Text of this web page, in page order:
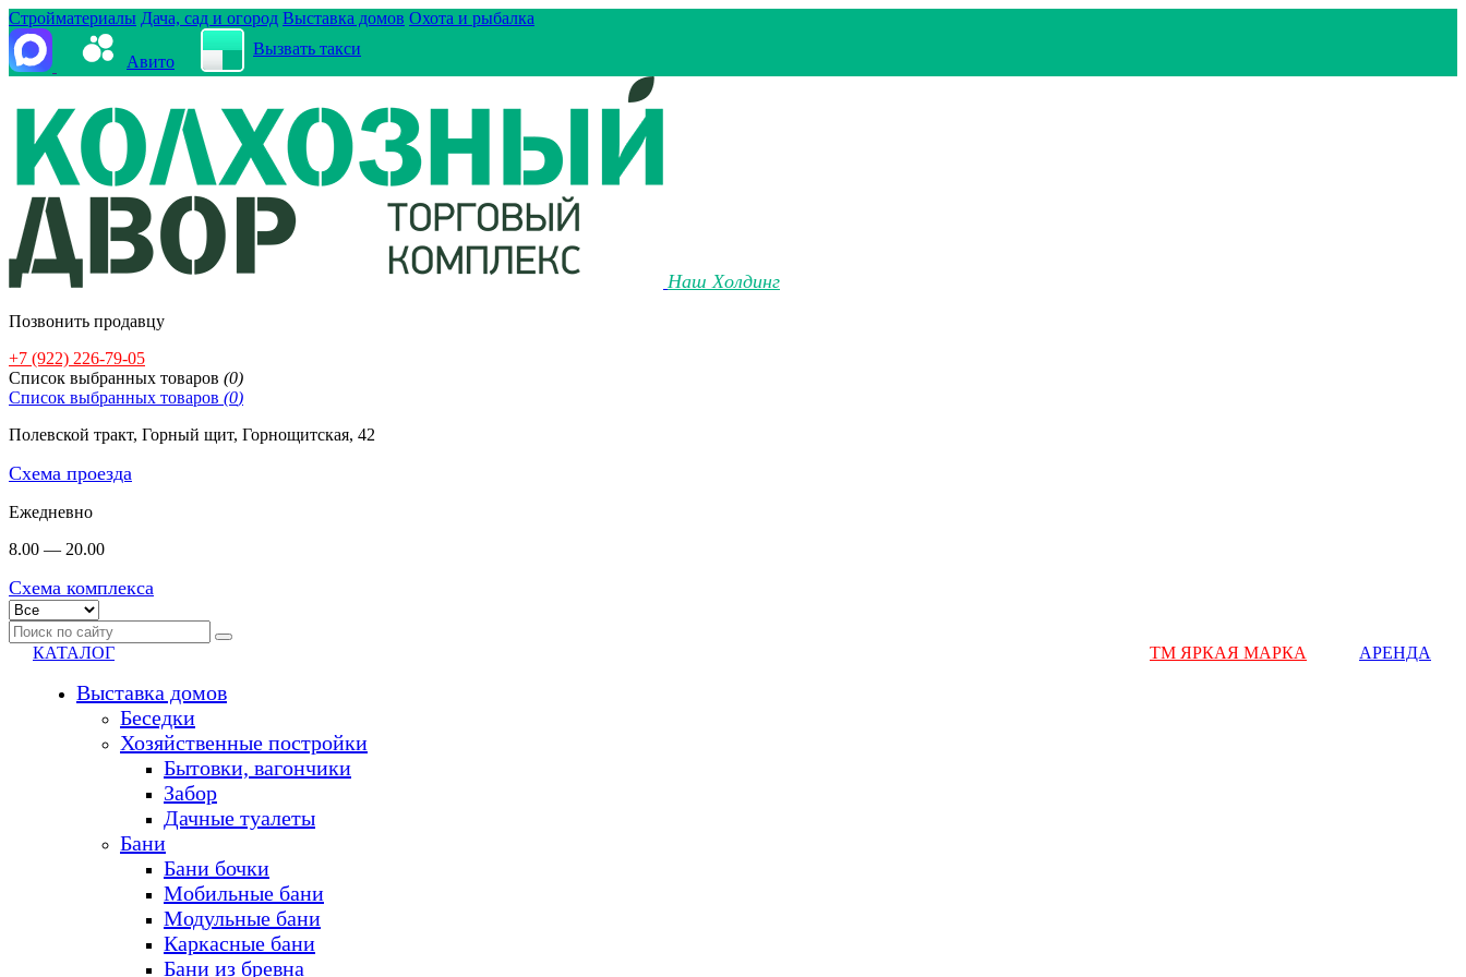
Стройматериалы Дача, сад и огород Выставка домов Охота и рыбалка
Авито
Вызвать такси
Наш Холдинг
Позвонить продавцу
+7 (922) 226-79-05
Cписок выбранных товаров (0)
Cписок выбранных товаров (0)
Полевской тракт, Горный щит, Горнощитская, 42
Схема проезда
Ежедневно
8.00 — 20.00
Схема комплекса
КАТАЛОГ
Выставка домов
Беседки
Хозяйственные постройки
Бытовки, вагончики
Забор
Дачные туалеты
Бани
Бани бочки
Мобильные бани
Модульные бани
Каркасные бани
Бани из бревна
ТМ ЯРКАЯ МАРКА АРЕНДА